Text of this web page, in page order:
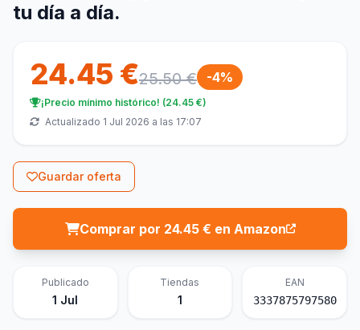
tu día a día.
24.45 €25.50 € -4%
¡Precio mínimo histórico! (24.45 €)
Actualizado 1 Jul 2026 a las 17:07
Guardar oferta
Comprar por 24.45 € en Amazon
Publicado
1 Jul
Tiendas
1
EAN
3337875797580